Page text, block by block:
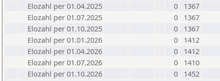
Elozahl per 01.04.2025
0
1367
Elozahl per 01.07.2025
0
1367
Elozahl per 01.10.2025
0
1367
Elozahl per 01.01.2026
0
1412
Elozahl per 01.04.2026
0
1412
Elozahl per 01.07.2026
0
1410
Elozahl per 01.10.2026
0 1452